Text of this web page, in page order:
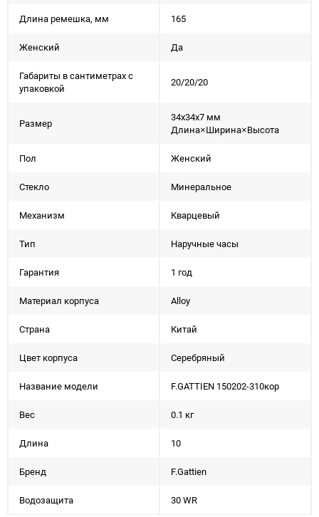
Длина ремешка, мм 165
Женский Да
Габариты в сантиметрах с
упаковкой
20/20/20
Размер
34x34x7 мм
Длина×Ширина×Высота
Пол Женский
Стекло Минеральное
Механизм Кварцевый
Тип Наручные часы
Гарантия 1 год
Материал корпуса Alloy
Страна Китай
Цвет корпуса Серебряный
Название модели F.GATTIEN 150202-310кор
Вес 0.1 кг
Длина 10
Бренд F.Gattien
Водозащита 30 WR